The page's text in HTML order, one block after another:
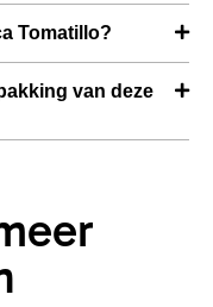
Tomatillo?
van deze